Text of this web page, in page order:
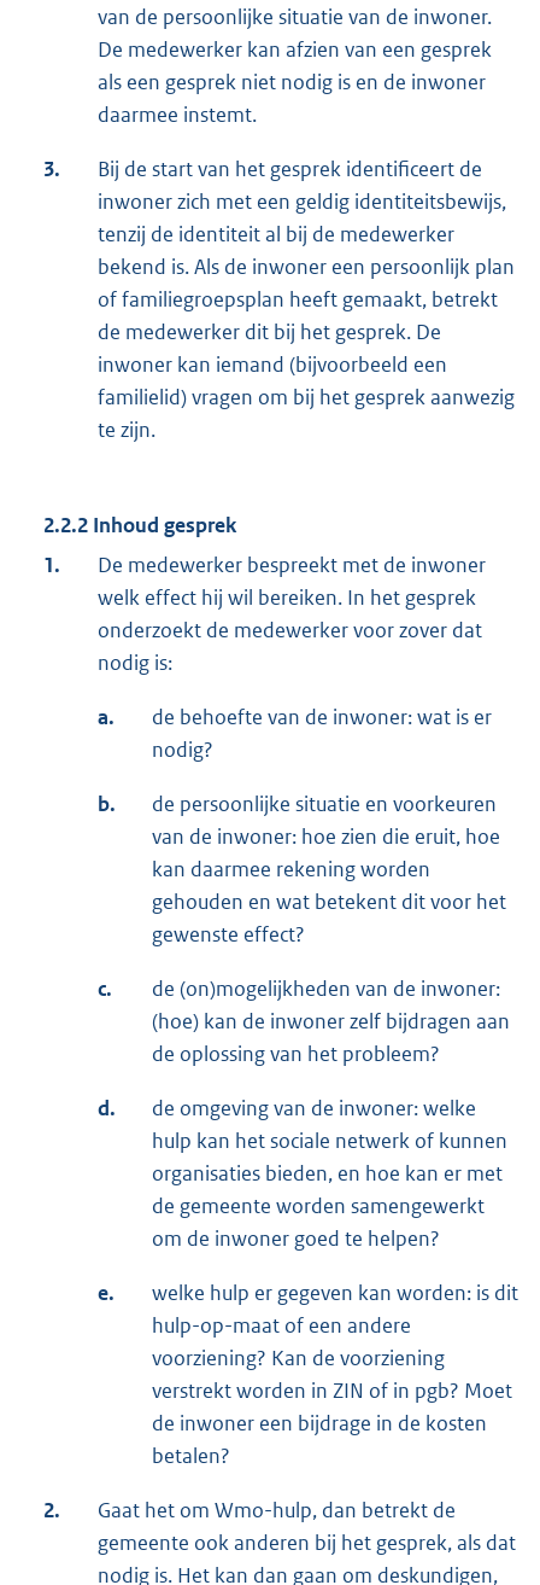
van de persoonlijke situatie van de inwoner.
De medewerker kan afzien van een gesprek
als een gesprek niet nodig is en de inwoner
daarmee instemt.
3.
Bij de start van het gesprek identificeert de
inwoner zich met een geldig identiteitsbewijs,
tenzij de identiteit al bij de medewerker
bekend is. Als de inwoner een persoonlijk plan
of familiegroepsplan heeft gemaakt, betrekt
de medewerker dit bij het gesprek. De
inwoner kan iemand (bijvoorbeeld een
familielid) vragen om bij het gesprek aanwezig
te zijn.
2.2.2 Inhoud gesprek
1.
De medewerker bespreekt met de inwoner
welk effect hij wil bereiken. In het gesprek
onderzoekt de medewerker voor zover dat
nodig is:
a.
de behoefte van de inwoner: wat is er
nodig?
b.
de persoonlijke situatie en voorkeuren
van de inwoner: hoe zien die eruit, hoe
kan daarmee rekening worden
gehouden en wat betekent dit voor het
gewenste effect?
c.
de (on)mogelijkheden van de inwoner:
(hoe) kan de inwoner zelf bijdragen aan
de oplossing van het probleem?
d.
de omgeving van de inwoner: welke
hulp kan het sociale netwerk of kunnen
organisaties bieden, en hoe kan er met
de gemeente worden samengewerkt
om de inwoner goed te helpen?
e.
welke hulp er gegeven kan worden: is dit
hulp-op-maat of een andere
voorziening? Kan de voorziening
verstrekt worden in ZIN of in pgb? Moet
de inwoner een bijdrage in de kosten
betalen?
2.
Gaat het om Wmo-hulp, dan betrekt de
gemeente ook anderen bij het gesprek, als dat
nodig is. Het kan dan gaan om deskundigen,